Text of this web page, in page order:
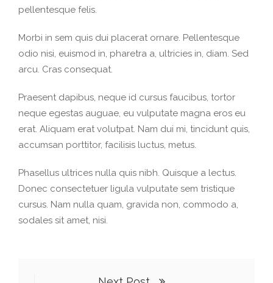
pellentesque felis.
Morbi in sem quis dui placerat ornare. Pellentesque
odio nisi, euismod in, pharetra a, ultricies in, diam. Sed
arcu. Cras consequat.
Praesent dapibus, neque id cursus faucibus, tortor
neque egestas auguae, eu vulputate magna eros eu
erat. Aliquam erat volutpat. Nam dui mi, tincidunt quis,
accumsan porttitor, facilisis luctus, metus.
Phasellus ultrices nulla quis nibh. Quisque a lectus.
Donec consectetuer ligula vulputate sem tristique
cursus. Nam nulla quam, gravida non, commodo a,
sodales sit amet, nisi.